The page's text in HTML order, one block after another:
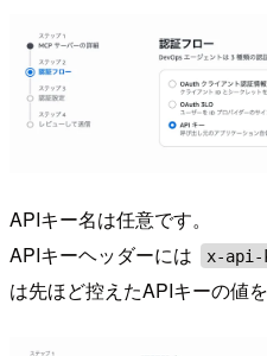
APIキー名は任意です。
APIキーヘッダーには
x-api-
は先ほど控えたAPIキーの値を